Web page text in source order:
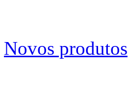
Novos produtos